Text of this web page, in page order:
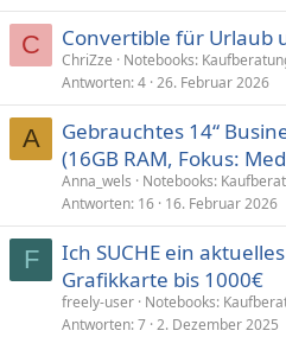
C Convertible für Urlaub
ChriZze
Notebooks:
Antworten 4 26. Februar 2026
A
Gebrauchtes 14“
(16GB RAM, Fokus:
Anna_wels
Notebooks:
Antworten 16 16. Februar 2026
F
Ich SUCHE ein
Grafikkarte bis 1000€
freely-user Notebooks:
Antworten 7 2. Dezember 2025